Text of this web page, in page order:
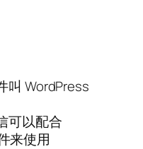
叫 WordPress
可以配合
来使用